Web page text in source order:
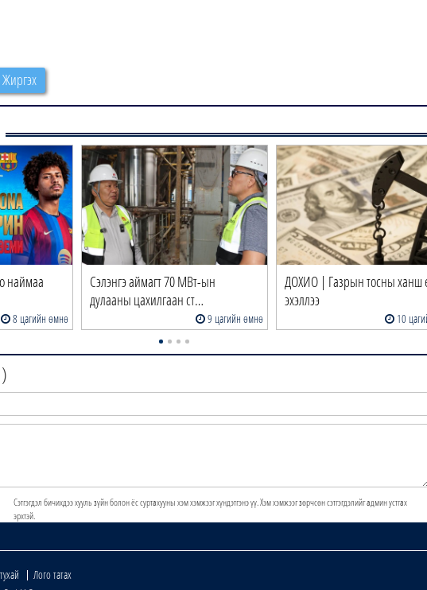
Жиргэх
наймаа
8 цагийн өмнө
Сэлэнгэ аймагт 70 МВт-ын
дулааны цахилгаан ст…
9 цагийн өмнө
ДОХИО | Газрын тосны ханш
эхэллээ
10
)
Сэтгэгдэл бичихдээ хууль зүйн болон ёс суртахууны хэм хэмжээг хүндэтгэнэ үү. Хэм хэмжээг зөрчсөн сэтгэгдэлийг админ устгах
эрхтэй.
Лого татах